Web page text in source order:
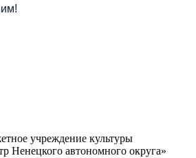
учреждение культуры
Ненецкого автономного округа»